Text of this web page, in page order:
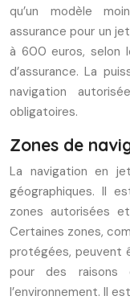
qu’un modèle
assurance pour un
à 600 euros, selon
d’assurance. La
navigation
obligatoires.
Zones de
La navigation en
géographiques. Il
zones autorisées
Certaines zones,
protégées, peuvent
pour des
l’environnement. Il